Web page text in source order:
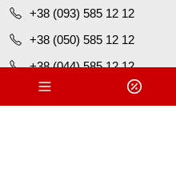
+38 (093) 585 12 12
+38 (050) 585 12 12
+38 (044) 585 12 12
office@wurth.ua